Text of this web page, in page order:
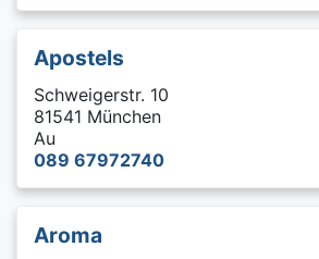
Apostels
Schweigerstr. 10
81541 München
Au
089 67972740
Aroma